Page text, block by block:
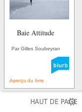
Baie Attitude
Par Gilles Soubeyran
Aperçu du livre
HAUT DE PAGE